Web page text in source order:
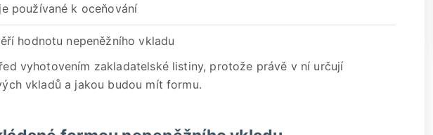
používané k oceňování
hodnotu nepeněžního vkladu
vyhotovením zakladatelské listiny, protože právě v ní určují
vkladů a jakou budou mít formu.